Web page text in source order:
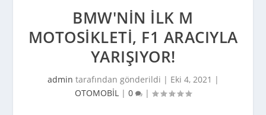
BMW'NIN ILK M
MOTOSIKLETI, F1 ARACIYLA
YARIŞIYOR!
admin tarafından gönderildi | Eki 4, 2021 |
OTOMOBİL | 0 |